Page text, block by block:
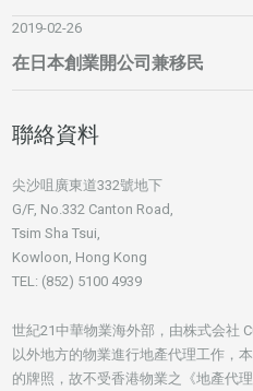
2019-02-26
在日本創業開公司兼移民
聯絡資料
尖沙咀廣東道332號地下
G/F, No.332 Canton Road,
Tsim Sha Tsui,
Kowloon, Hong Kong
TEL: (852) 5100 4939
世紀21中華物業海外部，由株式会社
以外地方的物業進行地產代理工作，
的牌照，故不受香港物業之《地產代理